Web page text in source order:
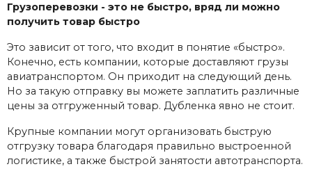
Грузоперевозки - это не быстро, вряд ли можно
получить товар быстро
Это зависит от того, что входит в понятие «быстро».
Конечно, есть компании, которые доставляют грузы
авиатранспортом. Он приходит на следующий день.
Но за такую ​​отправку вы можете заплатить различные
цены за отгруженный товар. Дубленка явно не стоит.
Крупные компании могут организовать быструю
отгрузку товара благодаря правильно выстроенной
логистике, а также быстрой занятости автотранспорта.